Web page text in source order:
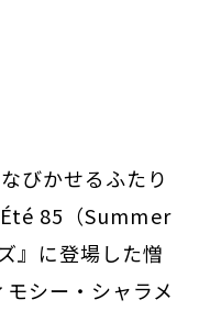
びかせるふたり
85（Summer
』に登場した憎
シー・シャラメ